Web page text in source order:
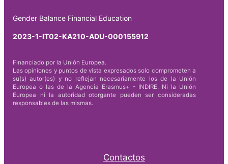
Gender Balance Financial Education
2023-1-IT02-KA210-ADU-000155912
Financiado por la Unión Europea.
Las opiniones y puntos de vista expresados solo comprometen a
su(s) autor(es) y no reflejan necesariamente los de la Unión
Europea o las de la Agencia Erasmus+ - INDIRE. Ni la Unión
Europea ni la autoridad otorgante pueden ser consideradas
responsables de las mismas.
Contactos